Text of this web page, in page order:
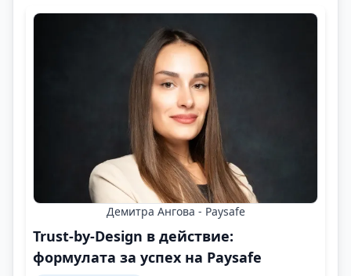
Демитра Ангова - Paysafe
Trust-by-Design в действие:
формулата за успех на Paysafe